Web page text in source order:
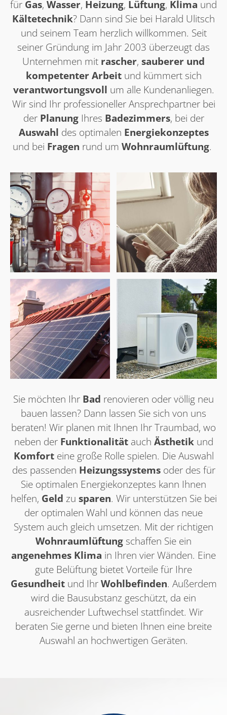
für Gas, Wasser, Heizung, Lüftung, Klima und
Kältetechnik? Dann sind Sie bei Harald Ulitsch
und seinem Team herzlich willkommen. Seit
seiner Gründung im Jahr 2003 überzeugt das
Unternehmen mit rascher, sauberer und
kompetenter Arbeitund kümmert sich
verantwortungsvoll um alle Kundenanliegen.
Wir sind Ihr professioneller Ansprechpartner bei
der Planung Ihres Badezimmers, bei der
Auswahl des optimalen Energiekonzeptes
und bei Fragen rund um Wohnraumlüftung.
Sie möchten Ihr Bad renovieren oder völlig neu
bauen lassen? Dann lassen Sie sich von uns
beraten! Wir planen mit Ihnen Ihr Traumbad, wo
neben der Funktionalität auch Ästhetik und
Komfort eine große Rolle spielen. Die Auswahl
des passenden Heizungssystems oder des für
Sie optimalen Energiekonzeptes kann Ihnen
helfen, Geld zu sparen. Wir unterstützen Sie bei
der optimalen Wahl und können das neue
System auch gleich umsetzen. Mit der richtigen
Wohnraumlüftung schaffen Sie ein
angenehmes Klima in Ihren vier Wänden. Eine
gute Belüftung bietet Vorteile für Ihre
Gesundheit und IhrWohlbefinden. Außerdem
wird die Bausubstanz geschützt, da ein
ausreichender Luftwechsel stattfindet. Wir
beraten Sie gerne und bieten Ihnen eine breite
Auswahl an hochwertigen Geräten.